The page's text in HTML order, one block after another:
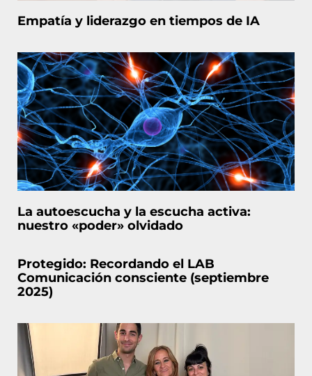
Empatía y liderazgo en tiempos de IA
La autoescucha y la escucha activa:
nuestro «poder» olvidado
Protegido: Recordando el LAB
Comunicación consciente (septiembre
2025)